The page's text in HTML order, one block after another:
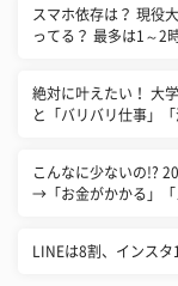
スマホ依存は？ 現役
ってる？ 最多は1～2
絶対に叶えたい！ 大
と「バリバリ仕事」「
こんなに少ないの!?
→「お金がかかる」「
LINEは8割、インス